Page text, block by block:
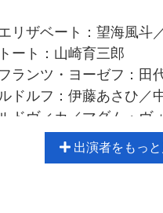
リザベート：望海風斗
トート：山崎育三郎
フランツ・ヨーゼフ：田
ドルフ：伊藤あさひ／
ルドヴィカ／マダム・ヴ
ゾフィ―：香寿たつき
ルイジ・ルキーニ：尾上
出演者をもっと